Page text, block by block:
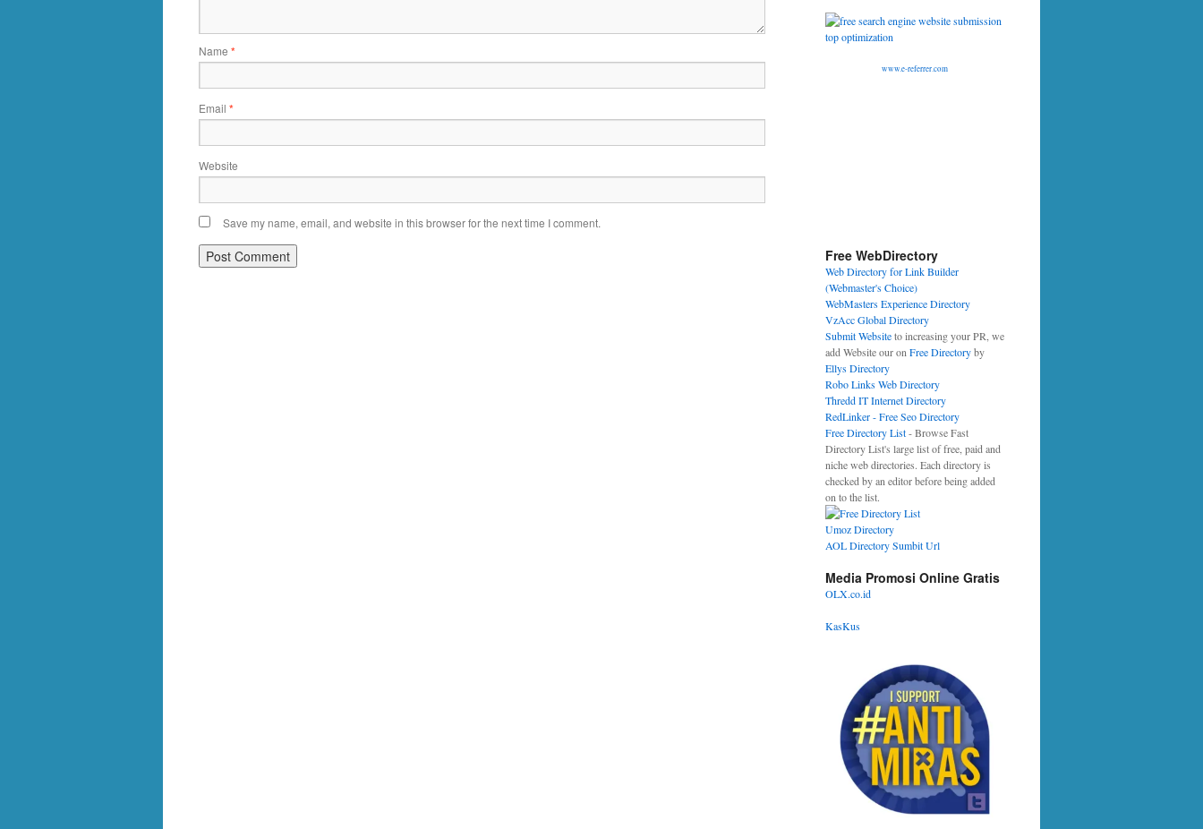
Name *
Email *
Website
Save my name, email, and website in this browser for the next time I comment.
www.e-referrer.com
Free WebDirectory
Web Directory for Link Builder
(Webmaster's Choice)
WebMasters Experience Directory
VzAcc Global Directory
Submit Websiteto increasing your PR, we
add Website our on Free Directoryby
Ellys Directory
Robo Links Web Directory
Thredd IT Internet Directory
RedLinker - Free Seo Directory
Free Directory List- Browse Fast
Directory List's large list of free, paid and
niche web directories. Each directory is
checked by an editor before being added
on to the list.
Umoz Directory
AOL Directory Sumbit Url
Media Promosi Online Gratis
OLX.co.id
KasKus